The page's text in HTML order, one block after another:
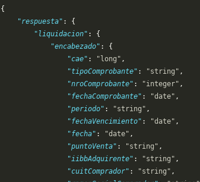
{
    "respuesta"
: {
        "liquidacion"
: {
            "encabezado"
: {
                "cae"
: "long" ,
                "tipoComprobante"
: "string" ,
                "nroComprobante"
: "integer" ,
                "fechaComprobante"
: "date" ,
                "periodo"
: "string" ,
                "fechaVencimiento"
: "date" ,
                "fecha"
: "date" ,
                "puntoVenta"
: "string" ,
                "iibbAdquirente"
: "string" ,
                "cuitComprador"
: "string" ,